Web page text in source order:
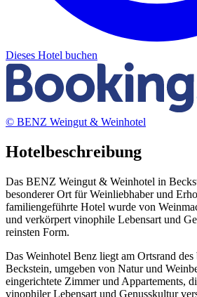
Dieses Hotel buchen
© BENZ Weingut & Weinhotel
Hotelbeschreibung
Das BENZ Weingut & Weinhotel in
besonderer Ort für Weinliebhaber und
familiengeführte Hotel wurde von
und verkörpert vinophile Lebensart und
reinsten Form.
Das Weinhotel Benz liegt am Ortsrand
Beckstein, umgeben von Natur und
eingerichtete Zimmer und Appartements,
vinophiler Lebensart und Genusskultur